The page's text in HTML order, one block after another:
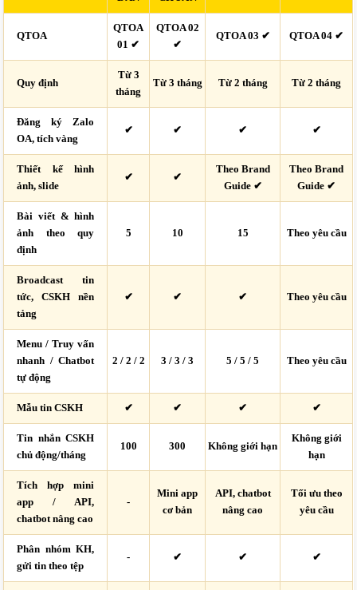
QTOA
QTOA
01 ✔
QTOA 02
✔
QTOA 03 ✔ QTOA 04 ✔
Quy định
Từ 3
tháng
Từ 3 tháng Từ 2 tháng Từ 2 tháng
Đăng ký Zalo
OA, tích vàng
✔ ✔ ✔ ✔
Thiết kế hình
ảnh, slide
✔ ✔
Theo Brand
Guide ✔
Theo Brand
Guide ✔
Bài viết & hình
ảnh theo quy
định
5 10 15 Theo yêu cầu
Broadcast tin
tức, CSKH nền
tảng
✔ ✔ ✔ Theo yêu cầu
Menu / Truy vấn
nhanh / Chatbot
tự động
2 / 2 / 2 3 / 3 / 3 5 / 5 / 5 Theo yêu cầu
Mẫu tin CSKH ✔ ✔ ✔ ✔
Tin nhắn CSKH
chủ động/tháng
100 300 Không giới hạn
Không giới
hạn
Tích hợp mini
app / API,
chatbot nâng cao
-
Mini app
cơ bản
API, chatbot
nâng cao
Tối ưu theo
yêu cầu
Phân nhóm KH,
gửi tin theo tệp
- ✔ ✔ ✔